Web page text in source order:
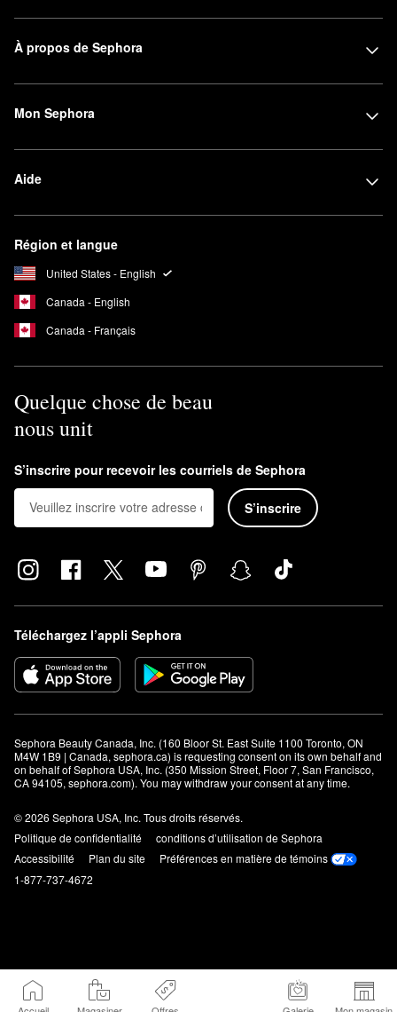
À propos de Sephora
Mon Sephora
Aide
Région et langue
United States - English
Canada - English
Canada - Français
Quelque chose de beau
nous unit
S’inscrire pour recevoir les courriels de Sephora
S’inscrire
Téléchargez l’appli Sephora
Sephora Beauty Canada, Inc. (160 Bloor St. East Suite 1100 Toronto, ON
M4W 1B9 | Canada, sephora.ca) is requesting consent on its own behalf and
on behalf of Sephora USA, Inc. (350 Mission Street, Floor 7, San Francisco,
CA 94105, sephora.com). You may withdraw your consent at any time.
© 2026 Sephora USA, Inc. Tous droits réservés.
Politique de confidentialité
conditions d’utilisation de Sephora
Accessibilité
Plan du site
Préférences en matière de témoins
1-877-737-4672